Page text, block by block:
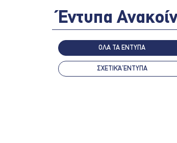
Έντυπα
ΟΛΑ ΤΑ ΕΝΤΥΠΑ
ΣΧΕΤΙΚΆ ΈΝΤΥΠΑ